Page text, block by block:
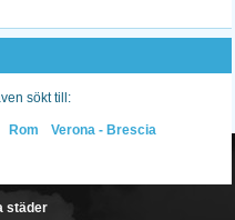
sökt till:
Rom Verona - Brescia
städer